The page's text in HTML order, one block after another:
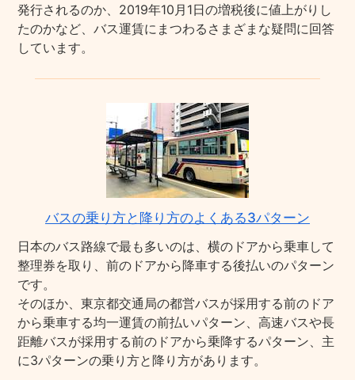
発行されるのか、2019年10月1日の増税後に値上がりし
たのかなど、バス運賃にまつわるさまざまな疑問に回答
しています。
バスの乗り方と降り方のよくある3パターン
日本のバス路線で最も多いのは、横のドアから乗車して
整理券を取り、前のドアから降車する後払いのパターン
です。
そのほか、東京都交通局の都営バスが採用する前のドア
から乗車する均一運賃の前払いパターン、高速バスや長
距離バスが採用する前のドアから乗降するパターン、主
に3パターンの乗り方と降り方があります。